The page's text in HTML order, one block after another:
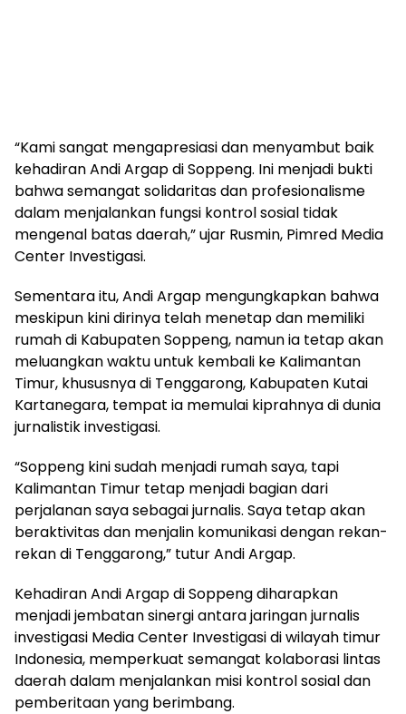
“Kami sangat mengapresiasi dan menyambut baik
kehadiran Andi Argap di Soppeng. Ini menjadi bukti
bahwa semangat solidaritas dan profesionalisme
dalam menjalankan fungsi kontrol sosial tidak
mengenal batas daerah,” ujar Rusmin, Pimred Media
Center Investigasi.
Sementara itu, Andi Argap mengungkapkan bahwa
meskipun kini dirinya telah menetap dan memiliki
rumah di Kabupaten Soppeng, namun ia tetap akan
meluangkan waktu untuk kembali ke Kalimantan
Timur, khususnya di Tenggarong, Kabupaten Kutai
Kartanegara, tempat ia memulai kiprahnya di dunia
jurnalistik investigasi.
“Soppeng kini sudah menjadi rumah saya, tapi
Kalimantan Timur tetap menjadi bagian dari
perjalanan saya sebagai jurnalis. Saya tetap akan
beraktivitas dan menjalin komunikasi dengan rekan-
rekan di Tenggarong,” tutur Andi Argap.
Kehadiran Andi Argap di Soppeng diharapkan
menjadi jembatan sinergi antara jaringan jurnalis
investigasi Media Center Investigasi di wilayah timur
Indonesia, memperkuat semangat kolaborasi lintas
daerah dalam menjalankan misi kontrol sosial dan
pemberitaan yang berimbang.